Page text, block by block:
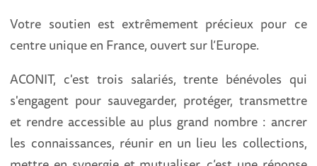
Votre soutien est extrêmement précieux pour ce
centre unique en France, ouvert sur l’Europe.
ACONIT, c'est trois salariés, trente bénévoles qui
s'engagent pour sauvegarder, protéger, transmettre
et rendre accessible au plus grand nombre : ancrer
les connaissances, réunir en un lieu les collections,